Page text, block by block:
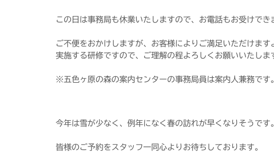
この日は事務局も休業いたしますので、お電話もお受けでき
ご不便をおかけしますが、お客様によりご満足いただけま
実施する研修ですので、ご理解の程よろしくお願いいたしま
※五色ヶ原の森の案内センターの事務局員は案内人兼務です。
今年は雪が少なく、例年になく春の訪れが早くなりそうです。
皆様のご予約をスタッフ一同心よりお待ちしております。